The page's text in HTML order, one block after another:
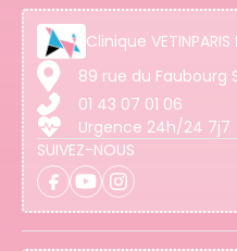
Clinique VETINPARIS
89 rue du Faubourg
01 43 07 01 06
Urgence 24h/24 7j7
SUIVEZ-NOUS